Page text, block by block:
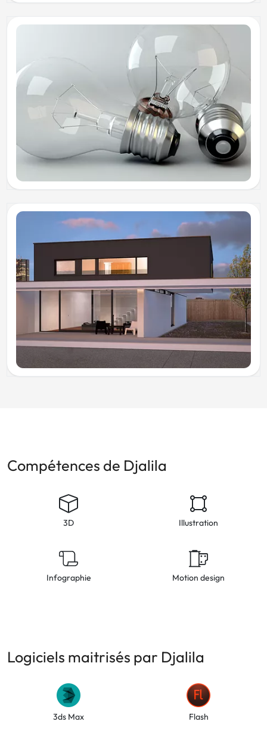
Compétences de Djalila
3D Illustration
Infographie Motion design
Logiciels maitrisés par Djalila
3ds Max Flash